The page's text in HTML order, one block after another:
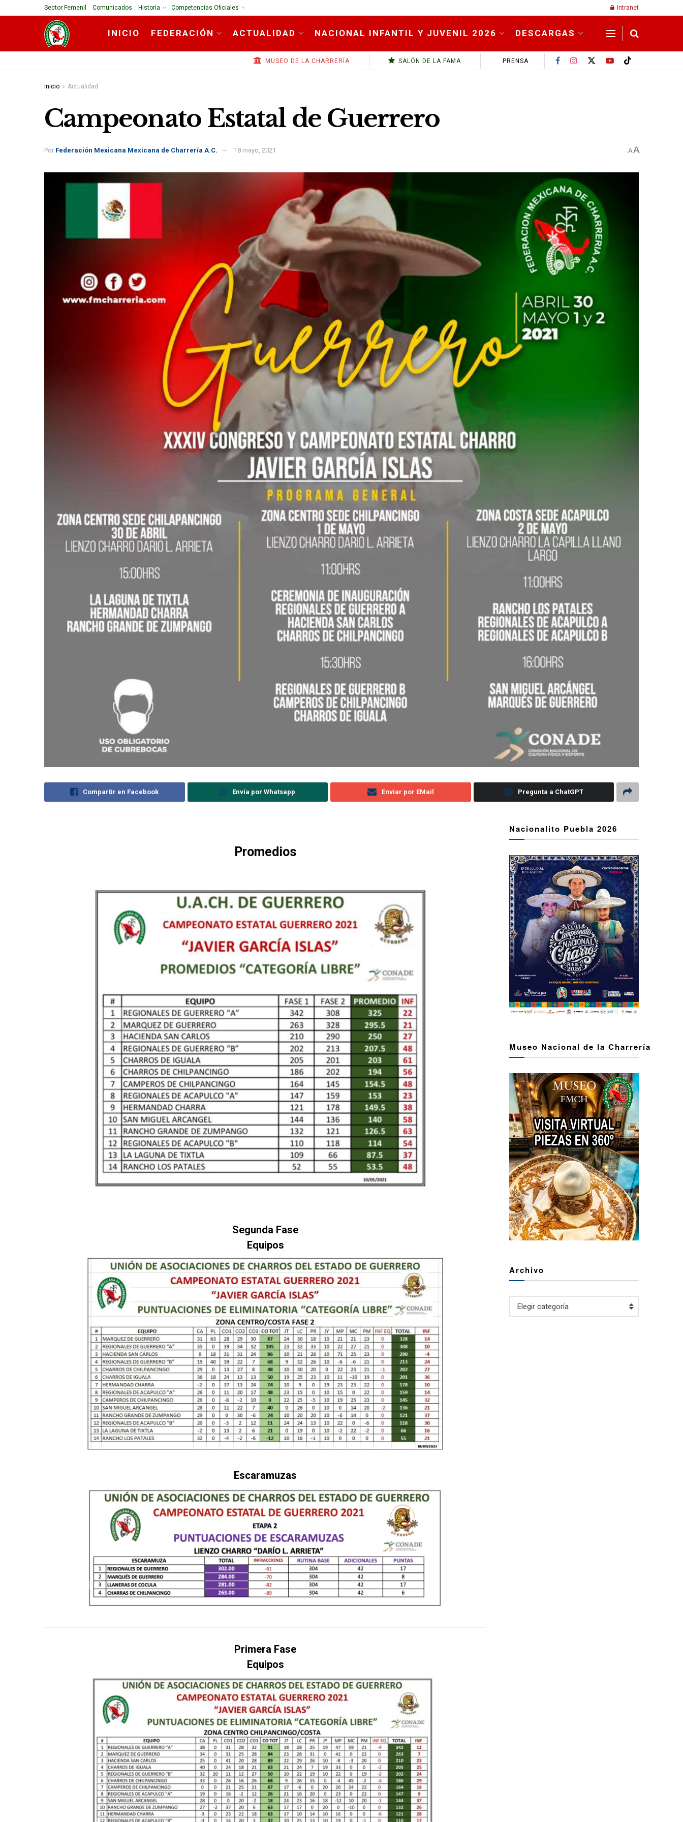
Sector Femenil Comunicados Historia Competencias Oficiales Intranet
INICIO FEDERACIÓN ACTUALIDAD NACIONAL INFANTIL Y JUVENIL 2026 DESCARGAS
MUSEO DE LA CHARRERÍA SALÓN DE LA FAMA PRENSA
Inicio Actualidad
Campeonato Estatal de Guerrero
Por Federación Mexicana Mexicana de Charrería A.C. 18 mayo, 2021 AA
Compartir en Facebook Envía por Whatsapp Enviar por EMail Pregunta a ChatGPT
Promedios
Segunda Fase
Equipos
Escaramuzas
Primera Fase
Equipos
Nacionalito Puebla 2026
Museo Nacional de la Charrería
Archivo
Archivo
Elegir categoría